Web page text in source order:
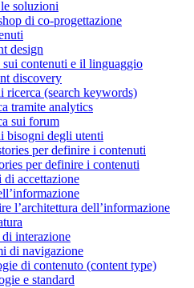
soluzioni
di co-progettazione
design
sui contenuti e il linguaggio
discovery
ricerca (search keywords)
tramite analytics
sui forum
bisogni degli utenti
per definire i contenuti
per definire i contenuti
accettazione
l’architettura dell’informazione
interazione
di navigazione
di contenuto (content type)
e standard